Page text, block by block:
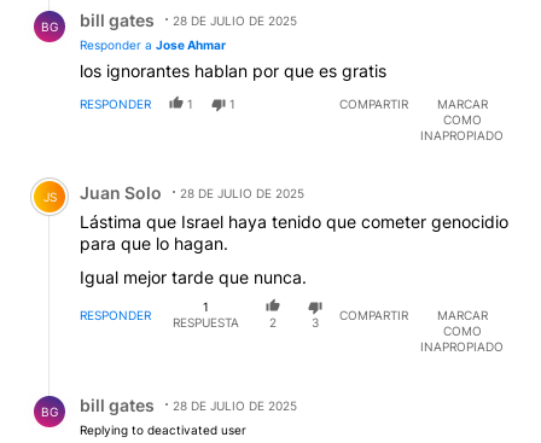
BG bill gates
28 DE JULIO DE 2025
Responder a Jose Ahmar
los ignorantes hablan por que es gratis
RESPONDER 1 1 COMPARTIR
MARCAR
COMO
INAPROPIADO
Comentario de Juan Solo.
JS Juan Solo 28 DE JULIO DE 2025
Lástima que Israel haya tenido que cometer genocidio
para que lo hagan.
Igual mejor tarde que nunca.
RESPONDER
1
RESPUESTA
2 3
COMPARTIR
MARCAR
COMO
INAPROPIADO
BG bill gates
28 DE JULIO DE 2025
Replying to deactivated user